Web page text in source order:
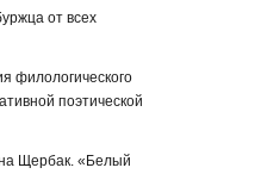
от всех
филологического
поэтической
Щербак. «Белый